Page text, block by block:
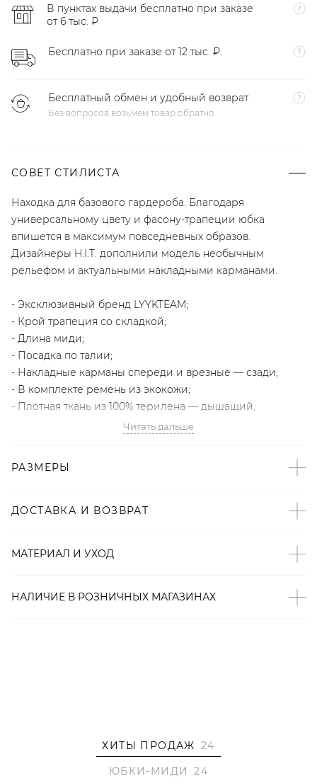
В пунктах выдачи бесплатно при заказе
от 6 тыс. ₽
Бесплатно при заказе от 12 тыс. ₽.
Бесплатный обмен и удобный возврат
Без вопросов возьмем товар обратно
СОВЕТ СТИЛИСТА
Находка для базового гардероба. Благодаря
универсальному цвету и фасону-трапеции юбка
впишется в максимум повседневных образов.
Дизайнеры H.I.T. дополнили модель необычным
рельефом и актуальными накладными карманами.
- Эксклюзивный бренд LYYKTEAM;
- Крой трапеция со складкой;
- Длина миди;
- Посадка по талии;
- Накладные карманы спереди и врезные — сзади;
- В комплекте ремень из экокожи;
- Плотная ткань из 100% терилена — дышащий,
износостойкий и сохраняющий форму материал.
2000001120934
Читать дальше
РАЗМЕРЫ
ДОСТАВКА И ВОЗВРАТ
МАТЕРИАЛ И УХОД
НАЛИЧИЕ В РОЗНИЧНЫХ МАГАЗИНАХ
ХИТЫ ПРОДАЖ 24
ЮБКИ-МИДИ
24